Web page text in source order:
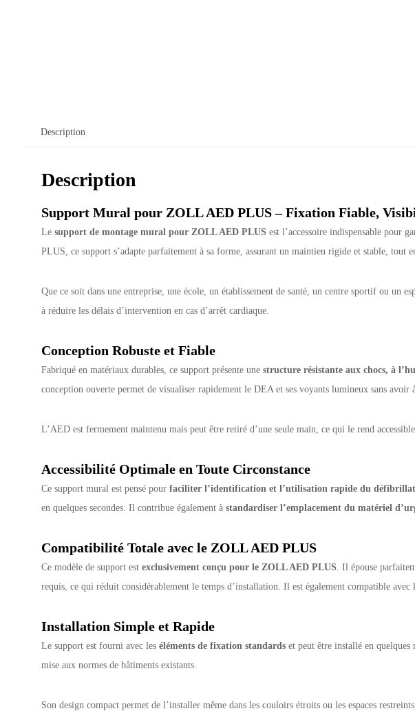
Description
Description
Support Mural pour ZOLL AED PLUS – Fixation Fiable,
Lesupport de montage mural pour ZOLL AED PLUS est l’accessoire indispensable pour
PLUS, ce support s’adapte parfaitement à sa forme, assurant un maintien rigide et stable, tout
Que ce soit dans une entreprise, une école, un établissement de santé, un centre sportif ou un
à réduire les délais d’intervention en cas d’arrêt cardiaque.
Conception Robuste et Fiable
Fabriqué en matériaux durables, ce support présente unestructure résistante aux chocs, à
conception ouverte permet de visualiser rapidement le DEA et ses voyants lumineux sans avoir
L’AED est fermement maintenu mais peut être retiré d’une seule main, ce qui le rend
Accessibilité Optimale en Toute Circonstance
Ce support mural est pensé pourfaciliter l’identification et l’utilisation rapide du
en quelques secondes. Il contribue également àstandardiser l’emplacement du matériel
Compatibilité Totale avec le ZOLL AED PLUS
Ce modèle de support estexclusivement conçu pour le ZOLL AED PLUS . Il épouse
requis, ce qui réduit considérablement le temps d’installation. Il est également compatible
Installation Simple et Rapide
Le support est fourni avec leséléments de fixation standards et peut être installé en
mise aux normes de bâtiments existants.
Son design compact permet de l’installer même dans les couloirs étroits ou les espaces